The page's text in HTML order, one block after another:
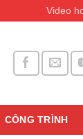
Video
CÔNG TRÌNH